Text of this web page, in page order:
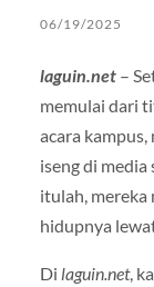
06/19/2025
laguin.net –
memulai dari
acara
iseng di media
itulah, mereka
hidupnya
Di laguin.net,